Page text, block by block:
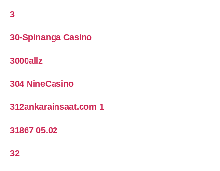
3
30-Spinanga Casino
3000allz
304 NineCasino
312ankarainsaat.com 1
31867 05.02
32